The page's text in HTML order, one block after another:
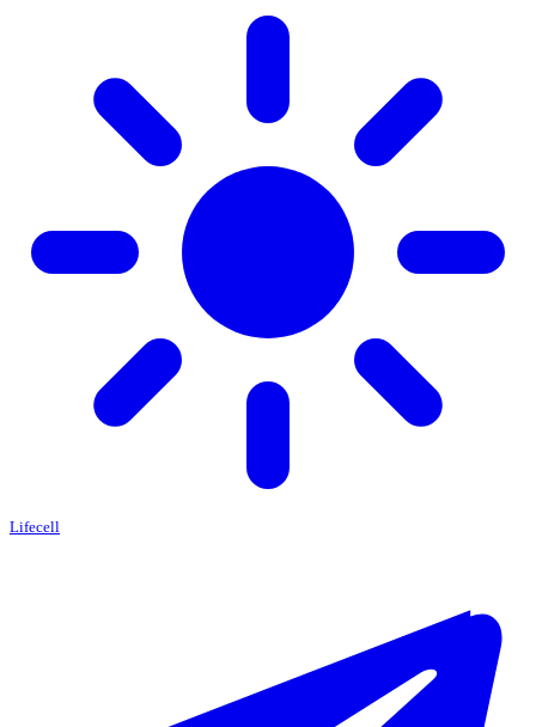
Lifecell